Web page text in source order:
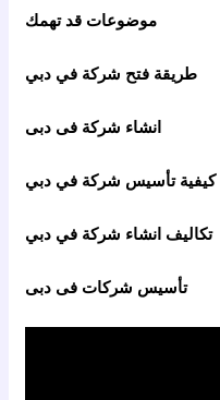
موضوعات قد تهمك
طريقة فتح شركة في دبي
انشاء شركة فى دبى
كيفية تأسيس شركة في دبي
تكاليف انشاء شركة في دبي
تأسيس شركات فى دبى